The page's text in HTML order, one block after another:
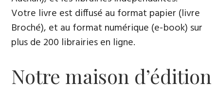
Votre livre est diffusé au format papier (livre
Broché), et au format numérique (e-book) sur
plus de 200 librairies en ligne.
Notre maison d’édition